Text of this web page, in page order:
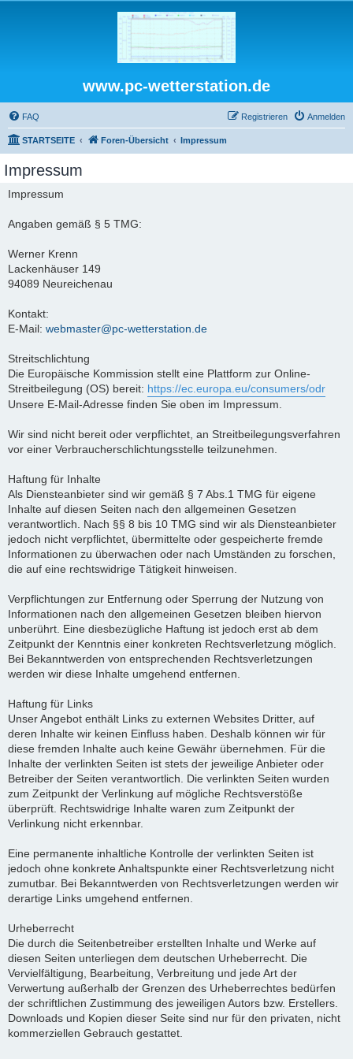
www.pc-wetterstation.de
FAQ Anmelden
Registrieren
STARTSEITE Foren-Übersicht Impressum
Impressum
Impressum
Angaben gemäß § 5 TMG:
Werner Krenn
Lackenhäuser 149
94089 Neureichenau
Kontakt:
E-Mail: webmaster@pc-wetterstation.de
Streitschlichtung
Die Europäische Kommission stellt eine Plattform zur Online-
Streitbeilegung (OS) bereit: https://ec.europa.eu/consumers/odr
Unsere E-Mail-Adresse finden Sie oben im Impressum.
Wir sind nicht bereit oder verpflichtet, an Streitbeilegungsverfahren
vor einer Verbraucherschlichtungsstelle teilzunehmen.
Haftung für Inhalte
Als Diensteanbieter sind wir gemäß § 7 Abs.1 TMG für eigene
Inhalte auf diesen Seiten nach den allgemeinen Gesetzen
verantwortlich. Nach §§ 8 bis 10 TMG sind wir als Diensteanbieter
jedoch nicht verpflichtet, übermittelte oder gespeicherte fremde
Informationen zu überwachen oder nach Umständen zu forschen,
die auf eine rechtswidrige Tätigkeit hinweisen.
Verpflichtungen zur Entfernung oder Sperrung der Nutzung von
Informationen nach den allgemeinen Gesetzen bleiben hiervon
unberührt. Eine diesbezügliche Haftung ist jedoch erst ab dem
Zeitpunkt der Kenntnis einer konkreten Rechtsverletzung möglich.
Bei Bekanntwerden von entsprechenden Rechtsverletzungen
werden wir diese Inhalte umgehend entfernen.
Haftung für Links
Unser Angebot enthält Links zu externen Websites Dritter, auf
deren Inhalte wir keinen Einfluss haben. Deshalb können wir für
diese fremden Inhalte auch keine Gewähr übernehmen. Für die
Inhalte der verlinkten Seiten ist stets der jeweilige Anbieter oder
Betreiber der Seiten verantwortlich. Die verlinkten Seiten wurden
zum Zeitpunkt der Verlinkung auf mögliche Rechtsverstöße
überprüft. Rechtswidrige Inhalte waren zum Zeitpunkt der
Verlinkung nicht erkennbar.
Eine permanente inhaltliche Kontrolle der verlinkten Seiten ist
jedoch ohne konkrete Anhaltspunkte einer Rechtsverletzung nicht
zumutbar. Bei Bekanntwerden von Rechtsverletzungen werden wir
derartige Links umgehend entfernen.
Urheberrecht
Die durch die Seitenbetreiber erstellten Inhalte und Werke auf
diesen Seiten unterliegen dem deutschen Urheberrecht. Die
Vervielfältigung, Bearbeitung, Verbreitung und jede Art der
Verwertung außerhalb der Grenzen des Urheberrechtes bedürfen
der schriftlichen Zustimmung des jeweiligen Autors bzw. Erstellers.
Downloads und Kopien dieser Seite sind nur für den privaten, nicht
kommerziellen Gebrauch gestattet.